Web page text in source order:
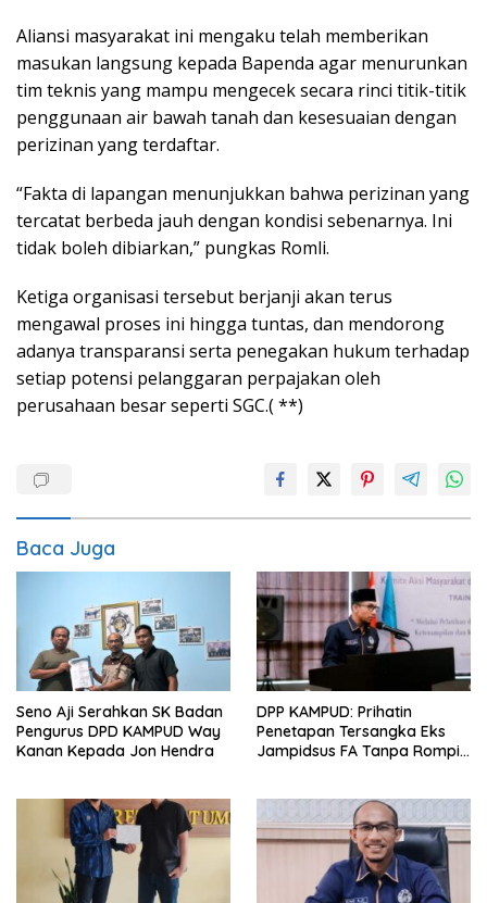
Aliansi masyarakat ini mengaku telah memberikan
masukan langsung kepada Bapenda agar menurunkan
tim teknis yang mampu mengecek secara rinci titik-titik
penggunaan air bawah tanah dan kesesuaian dengan
perizinan yang terdaftar.
“Fakta di lapangan menunjukkan bahwa perizinan yang
tercatat berbeda jauh dengan kondisi sebenarnya. Ini
tidak boleh dibiarkan,” pungkas Romli.
Ketiga organisasi tersebut berjanji akan terus
mengawal proses ini hingga tuntas, dan mendorong
adanya transparansi serta penegakan hukum terhadap
setiap potensi pelanggaran perpajakan oleh
perusahaan besar seperti SGC.( **)
Baca Juga
Seno Aji Serahkan SK Badan
Pengurus DPD KAMPUD Way
Kanan Kepada Jon Hendra
DPP KAMPUD: Prihatin
Penetapan Tersangka Eks
Jampidsus FA Tanpa Rompi